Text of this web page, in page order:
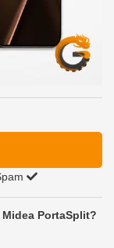
Midea PortaSplit?